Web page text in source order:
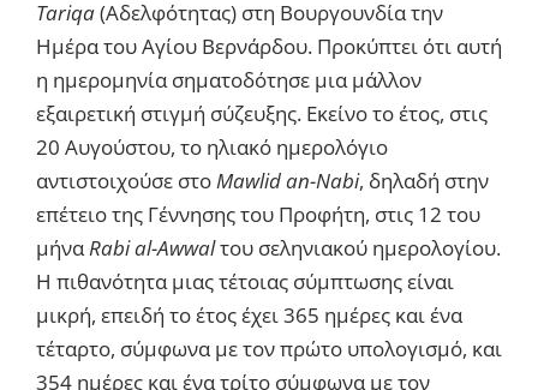
Tariqa(Αδελφότητας) στη Βουργουνδία την
Ημέρα του Αγίου Βερνάρδου. Προκύπτει ότι αυτή
η ημερομηνία σηματοδότησε μια μάλλον
εξαιρετική στιγμή σύζευξης. Εκείνο το έτος, στις
20 Αυγούστου, το ηλιακό ημερολόγιο
αντιστοιχούσε στο Mawlid an-Nabi, δηλαδή στην
επέτειο της Γέννησης του Προφήτη, στις 12 του
μήνα Rabi al-Awwalτου σεληνιακού ημερολογίου.
Η πιθανότητα μιας τέτοιας σύμπτωσης είναι
μικρή, επειδή το έτος έχει 365 ημέρες και ένα
τέταρτο, σύμφωνα με τον πρώτο υπολογισμό, και
354 ημέρες και ένα τρίτο σύμφωνα με τον